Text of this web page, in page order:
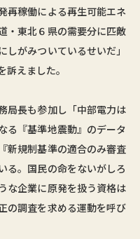
再稼働による再生可能エネ
・東北６県の需要分に匹敵
がみついているせいだ」
えました。
局長も参加し「中部電力は
る『基準地震動』のデータ
新規制基準の適合のみ審査
る。国民の命をないがしろ
な企業に原発を扱う資格は
の調査を求める運動を呼び